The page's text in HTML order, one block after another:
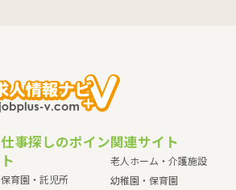
仕事探しのポイン
ト
保育園・託児所
関連サイト
老人ホーム・介護施設
幼稚園・保育園